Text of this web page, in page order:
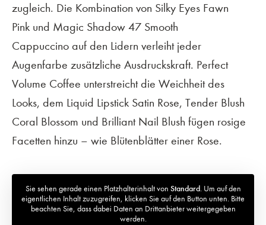
zugleich. Die Kombination von Silky Eyes Fawn
Pink und Magic Shadow 47 Smooth
Cappuccino auf den Lidern verleiht jeder
Augenfarbe zusätzliche Ausdruckskraft. Perfect
Volume Coffee unterstreicht die Weichheit des
Looks, dem Liquid Lipstick Satin Rose, Tender Blush
Coral Blossom und Brilliant Nail Blush fügen rosige
Facetten hinzu – wie Blütenblätter einer Rose.
Sie sehen gerade einen Platzhalterinhalt von Standard. Um auf den
eigentlichen Inhalt zuzugreifen, klicken Sie auf den Button unten. Bitte
beachten Sie, dass dabei Daten an Drittanbieter weitergegeben
werden.